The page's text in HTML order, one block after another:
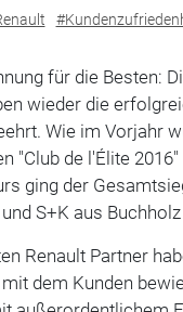
für die Besten:
wieder die
Wie im Vorjahr
"Club de l'Élite
ging der
S+K aus
Renault Partner
dem Kunden